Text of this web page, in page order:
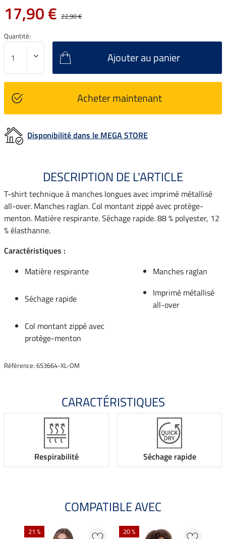
17,90 € 22,90 €
Quantité:
Ajouter au panier
Acheter maintenant
Disponibilité dans le MEGA STORE
DESCRIPTION DE L'ARTICLE
T-shirt technique à manches longues avec imprimé métallisé
all-over. Manches raglan. Col montant zippé avec protège-
menton. Matière respirante. Séchage rapide. 88 % polyester, 12
% élasthanne.
Caractéristiques :
Matière respirante
Manches raglan
Séchage rapide
Imprimé métallisé
all-over
Col montant zippé avec
protège-menton
Référence: 653664-XL-OM
CARACTÉRISTIQUES
Respirabilité Séchage rapide
COMPATIBLE AVEC
21 % 20 %